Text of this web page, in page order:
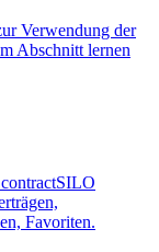
Verwendung der
Abschnitt lernen
Favoriten.